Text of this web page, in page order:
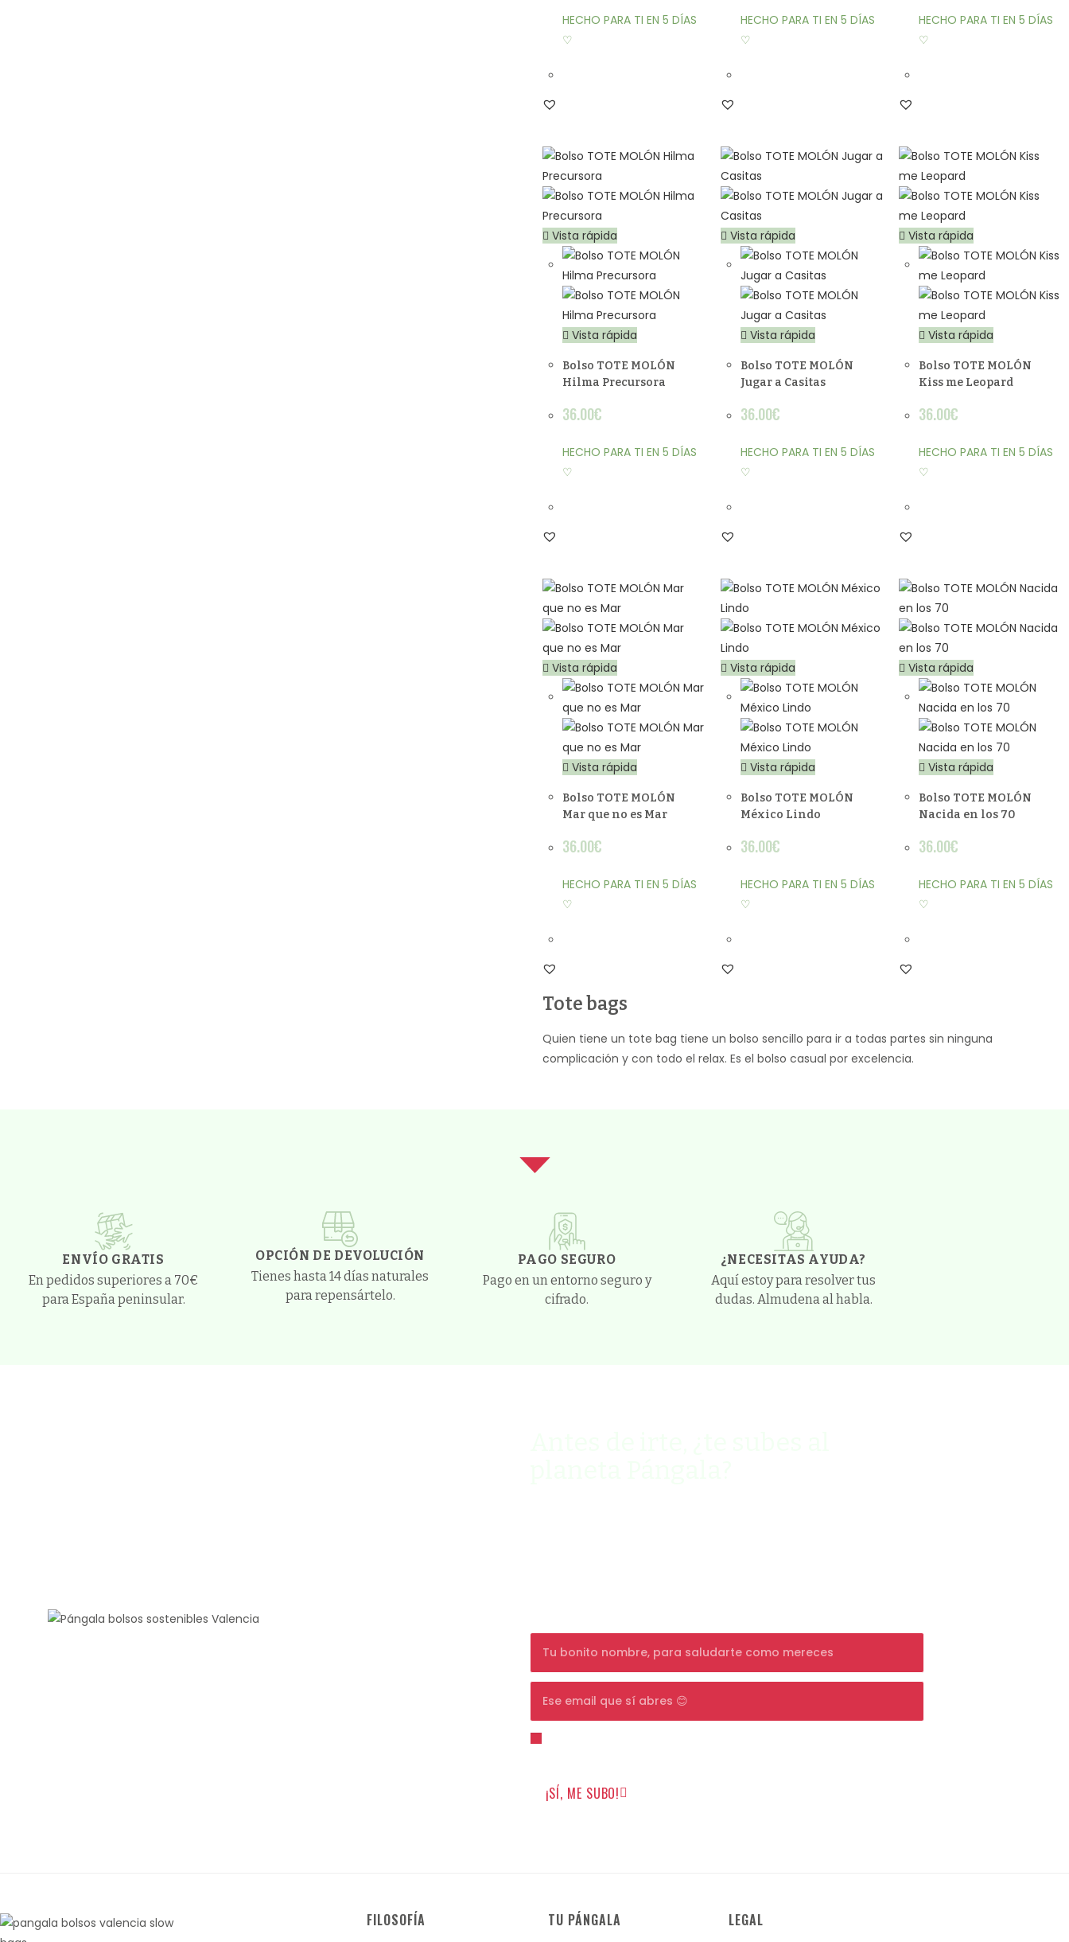
HECHO PARA TI EN 5 DÍAS
♡
HECHO PARA TI EN 5 DÍAS
♡
HECHO PARA TI EN 5 DÍAS
♡
Vista rápida
Vista rápida
Bolso TOTE MOLÓN
Hilma Precursora
36.00€
HECHO PARA TI EN 5 DÍAS
♡
Vista rápida
Vista rápida
Bolso TOTE MOLÓN
Jugar a Casitas
36.00€
HECHO PARA TI EN 5 DÍAS
♡
Vista rápida
Vista rápida
Bolso TOTE MOLÓN
Kiss me Leopard
36.00€
HECHO PARA TI EN 5 DÍAS
♡
Vista rápida
Vista rápida
Bolso TOTE MOLÓN
Mar que no es Mar
36.00€
HECHO PARA TI EN 5 DÍAS
♡
Vista rápida
Vista rápida
Bolso TOTE MOLÓN
México Lindo
36.00€
HECHO PARA TI EN 5 DÍAS
♡
Vista rápida
Vista rápida
Bolso TOTE MOLÓN
Nacida en los 70
36.00€
HECHO PARA TI EN 5 DÍAS
♡
Tote bags
Quien tiene un tote bag tiene un bolso sencillo para ir a todas partes sin ninguna
complicación y con todo el relax. Es el bolso casual por excelencia.
ENVÍO GRATIS
En pedidos superiores a 70€
para España peninsular.
OPCIÓN DE DEVOLUCIÓN
Tienes hasta 14 días naturales
para repensártelo.
PAGO SEGURO
Pago en un entorno seguro y
cifrado.
¿NECESITAS AYUDA?
Aquí estoy para resolver tus
dudas. Almudena al habla.
¡SÍ, ME SUBO!
FILOSOFÍA TU PÁNGALA LEGAL